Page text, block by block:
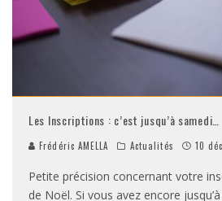
Les Inscriptions : c’est jusqu’à samedi…
Frédéric AMELLA Actualités 10
Petite précision concernant votre
de Noël. Si vous avez encore